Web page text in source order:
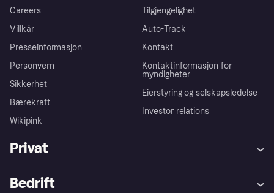
Careers
Villkår
Presseinformasjon
Personvern
Sikkerhet
Bærekraft
Wikipink
Tilgjengelighet
Auto-Track
Kontakt
Kontaktinformasjon for
myndigheter
Eierstyring og selskapsledelse
Investor relations
Privat
Bedrift